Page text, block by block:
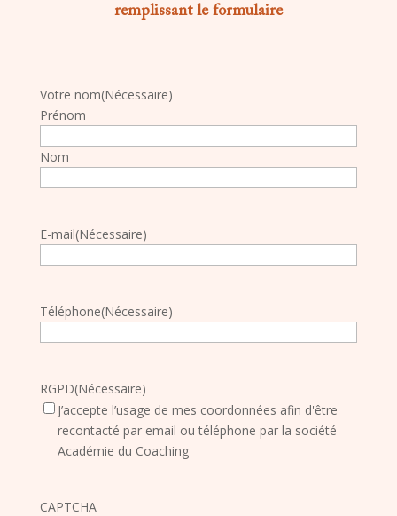
remplissant le formulaire
Votre nom(Nécessaire)
Prénom
Nom
E-mail(Nécessaire)
Téléphone(Nécessaire)
RGPD(Nécessaire)
J’accepte l’usage de mes coordonnées afin d'être
recontacté par email ou téléphone par la société
Académie du Coaching
CAPTCHA